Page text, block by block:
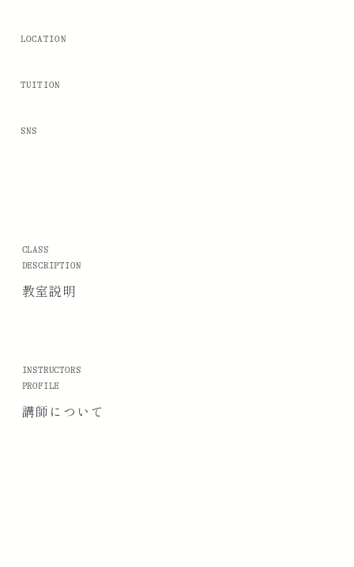
LOCATION
TUITION
SNS
CLASS
DESCRIPTION
教室説明
INSTRUCTORS
PROFILE
講師に ついて